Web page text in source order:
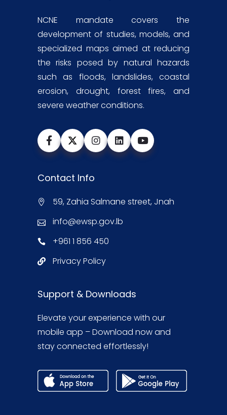
NCNE mandate covers the
development of studies, models, and
specialized maps aimed at reducing
the risks posed by natural hazards
such as floods, landslides, coastal
erosion, drought, forest fires, and
severe weather conditions.
Contact Info
59, Zahia Salmane street, Jnah
info@ewsp.gov.lb
+961 1 856 450
Privacy Policy
Support & Downloads
Elevate your experience with our
mobile app – Download now and
stay connected effortlessly!